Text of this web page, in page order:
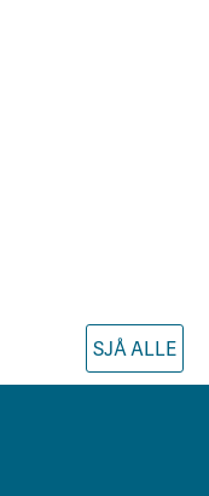
SJÅ ALLE